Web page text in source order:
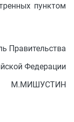
пунктом
Правительства
Федерации
М.МИШУСТИН